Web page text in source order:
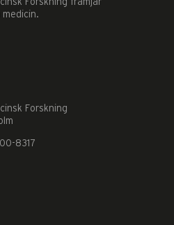
Forskning främjar
Forskning
8317